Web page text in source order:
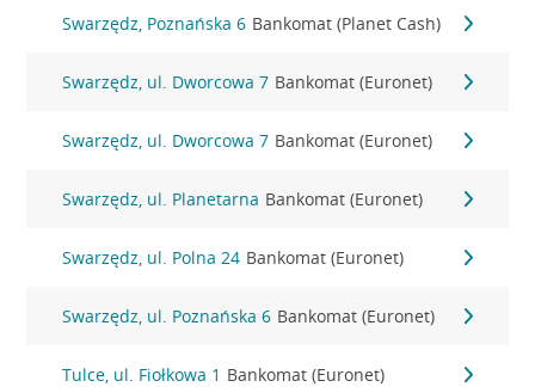
Swarzędz, Poznańska 6 Bankomat (Planet Cash)
Swarzędz, ul. Dworcowa 7 Bankomat (Euronet)
Swarzędz, ul. Dworcowa 7 Bankomat (Euronet)
Swarzędz, ul. Planetarna Bankomat (Euronet)
Swarzędz, ul. Polna 24 Bankomat (Euronet)
Swarzędz, ul. Poznańska 6 Bankomat (Euronet)
Tulce, ul. Fiołkowa 1 Bankomat (Euronet)